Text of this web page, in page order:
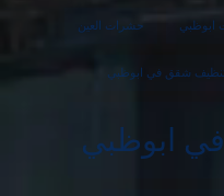
ابوظبي حشرات العين
شقق في ابوظبي
ابوظبي